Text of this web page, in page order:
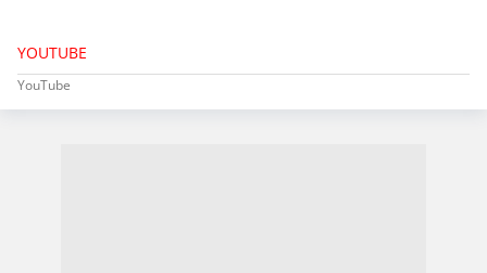
YOUTUBE
YouTube